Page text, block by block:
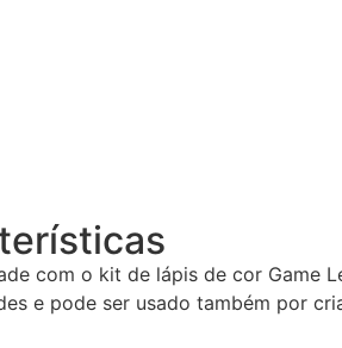
com o kit de lápis de cor Game
e pode ser usado também por